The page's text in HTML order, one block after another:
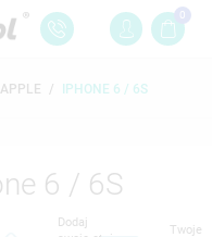
0
APPLE IPHONE 6 / 6S
6 / 6S
Dodaj
Twoje